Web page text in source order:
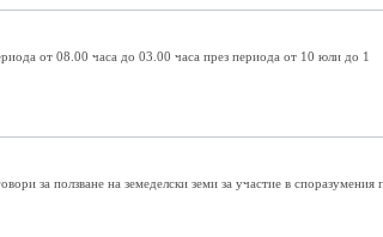
от 08.00 часа до 03.00 часа през периода от 10 юли до 1
за ползване на земеделски земи за участие в споразумения